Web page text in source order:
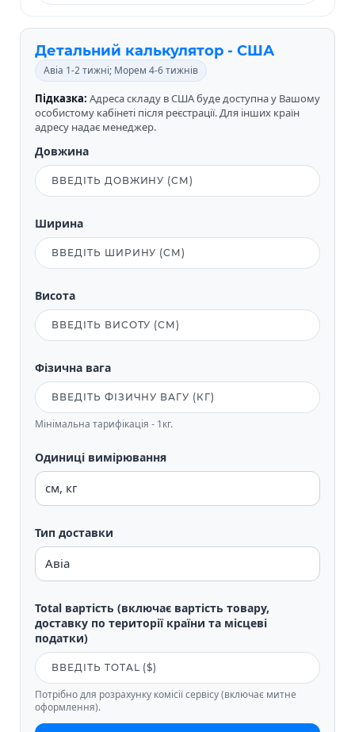
Детальний калькулятор - США
Авіа 1-2 тижні; Морем 4-6 тижнів
Підказка: Адреса складу в США буде доступна у Вашому
особистому кабінеті після реєстрації. Для інших країн
адресу надає менеджер.
Довжина
Ширина
Висота
Фізична вага
Мінімальна тарифікація - 1кг.
Одиниці вимірювання
Тип доставки
Total вартість (включає вартість товару,
доставку по території країни та місцеві
податки)
Потрібно для розрахунку комісії сервісу (включає митне
оформлення).